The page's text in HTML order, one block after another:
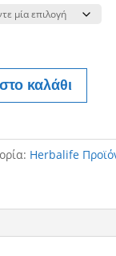
καλάθι
Herbalife